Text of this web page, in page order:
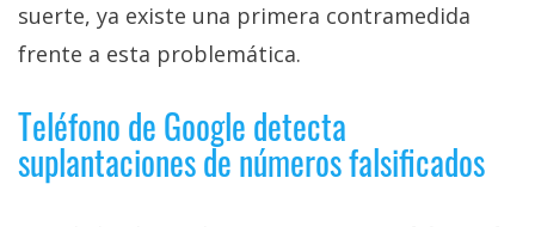
suerte, ya existe una primera contramedida
frente a esta problemática.
Teléfono de Google detecta
suplantaciones de números falsificados